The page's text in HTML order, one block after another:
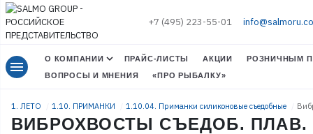
+7 (495) 223-55-01
menu О КОМПАНИИ ПРАЙС-ЛИСТЫ АКЦИИ
РОЗНИЧНЫМ
ВОПРОСЫ И МНЕНИЯ
«ПРО РЫБАЛКУ»
1. ЛЕТО 1.10. ПРИМАНКИ 1.10.04. Приманки силиконовые съедобные
ВИБРОХВОСТЫ СЪЕДОБ. ПЛАВ. LJ